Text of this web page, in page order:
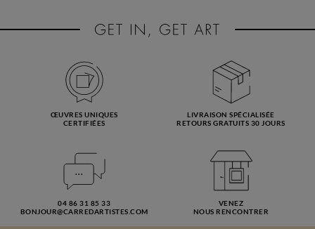
ŒUVRES UNIQUES
CERTIFIÉES
LIVRAISON SPÉCIALISÉE
RETOURS GRATUITS 30 JOURS
04 86 31 85 33
BONJOUR@CARREDARTISTES.COM
VENEZ
NOUS RENCONTRER